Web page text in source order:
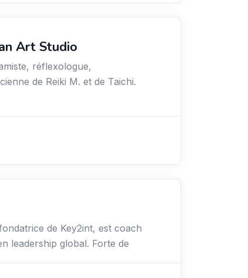
Art Studio
réflexologue,
de Reiki M. et de Taichi.
de Key2int, est coach
leadership global. Forte de